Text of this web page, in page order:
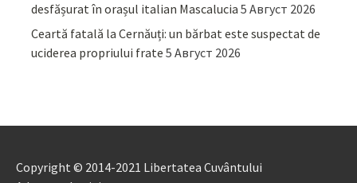
desfășurat în orașul italian Mascalucia 5 Август 2026
Ceartă fatală la Cernăuți: un bărbat este suspectat de
uciderea propriului frate 5 Август 2026
Copyright © 2014-2021 Libertatea Cuvântului